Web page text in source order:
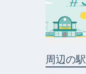
周辺の駅